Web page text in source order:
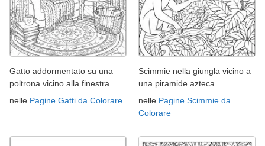
Gatto addormentato su una
poltrona vicino alla finestra
nelle Pagine Gatti da Colorare
Scimmie nella giungla vicino a
una piramide azteca
nelle Pagine Scimmie da
Colorare